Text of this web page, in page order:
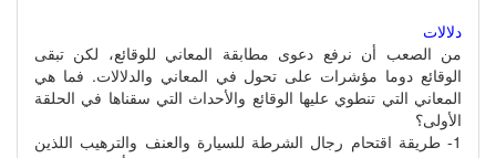
دلالات
من الصعب أن نرفع دعوى مطابقة المعاني للوقائع، لكن تبقى
الوقائع دوما مؤشرات على تحول في المعاني والدلالات. فما هي
المعاني التي تنطوي عليها الوقائع والأحداث التي سقناها في الحلقة
الأولى؟
1- طريقة اقتحام رجال الشرطة للسيارة والعنف والترهيب اللذين